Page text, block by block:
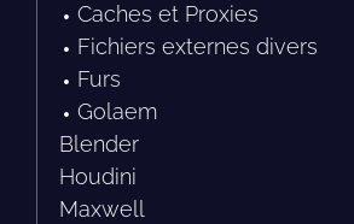
Caches et Proxies
Fichiers externes divers
Furs
Golaem
Blender
Houdini
Maxwell